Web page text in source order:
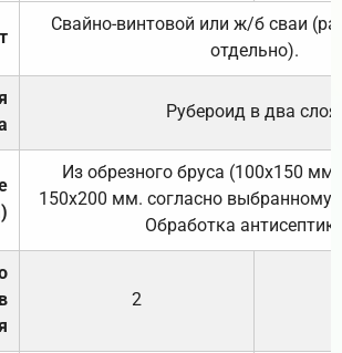
Свайно-винтовой или ж/б сваи
отдельно).
Рубероид в два слоя.
Из обрезного бруса (100х150
150х200 мм. согласно выбранному
Обработка
2